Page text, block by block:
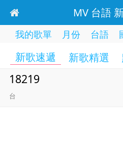
MV 台語
我的歌單 月份 台語
新歌速遞 新歌精選
18219
台